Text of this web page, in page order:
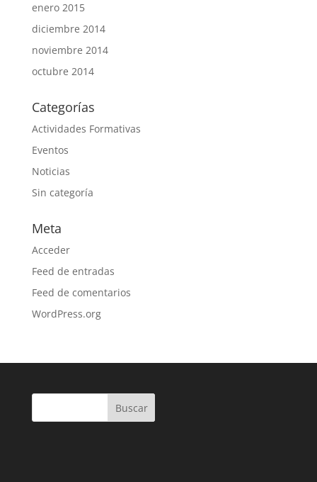
enero 2015
diciembre 2014
noviembre 2014
octubre 2014
Categorías
Actividades Formativas
Eventos
Noticias
Sin categoría
Meta
Acceder
Feed de entradas
Feed de comentarios
WordPress.org